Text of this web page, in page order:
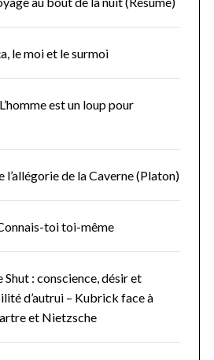
le moi et le surmoi
est un loup pour
l’allégorie de la Caverne (Platon)
toi toi-même
Shut : conscience, désir et
d’autrui – Kubrick face à
et Nietzsche